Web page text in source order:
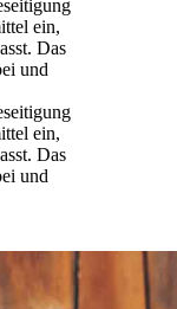
ein,
Das
und
ein,
Das
und